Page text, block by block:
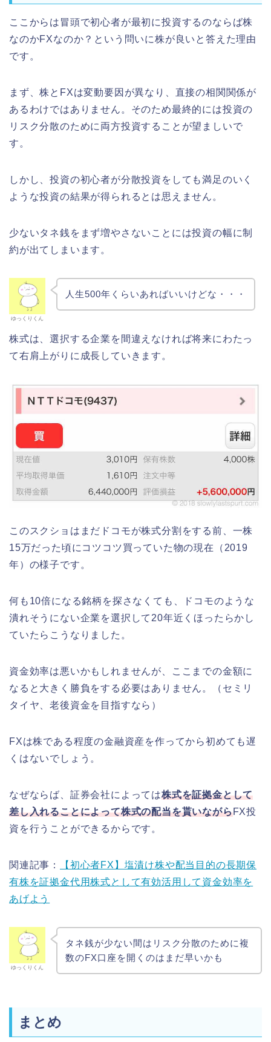
ここからは冒頭で初心者が最初に投資するのならば株
なのかFXなのか？という問いに株が良いと答えた理由
です。
まず、株とFXは変動要因が異なり、直接の相関関係が
あるわけではありません。そのため最終的には投資の
リスク分散のために両方投資することが望ましいで
す。
しかし、投資の初心者が分散投資をしても満足のいく
ような投資の結果が得られるとは思えません。
少ないタネ銭をまず増やさないことには投資の幅に制
約が出てしまいます。
ゆっくりくん
人生500年くらいあればいいけどな・・・
株式は、選択する企業を間違えなければ将来にわたっ
て右肩上がりに成長していきます。
このスクショはまだドコモが株式分割をする前、一株
15万だった頃にコツコツ買っていた物の現在（2019
年）の様子です。
何も10倍になる銘柄を探さなくても、ドコモのような
潰れそうにない企業を選択して20年近くほったらかし
ていたらこうなりました。
資金効率は悪いかもしれませんが、ここまでの金額に
なると大きく勝負をする必要はありません。（セミリ
タイヤ、老後資金を目指すなら）
FXは株である程度の金融資産を作ってから初めても遅
くはないでしょう。
なぜならば、証券会社によっては株式を証拠金として
差し入れることによって株式の配当を貰いながらFX投
資を行うことができるからです。
関連記事：
【初心者FX】塩漬け株や配当目的の長期保
有株を証拠金代用株式として有効活用して資金効率を
あげよう
ゆっくりくん
タネ銭が少ない間はリスク分散のために複
数のFX口座を開くのはまだ早いかも
まとめ